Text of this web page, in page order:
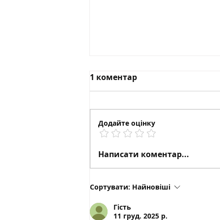
Еустома
1 коментар
Додайте оцінку
Написати коментар...
Сортувати: Найновіші
Гість
11 груд. 2025 р.